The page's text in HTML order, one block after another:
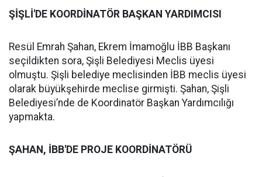
ŞİŞLİ'DE KOORDİNATÖR BAŞKAN YARDIMCISI
Resül Emrah Şahan, Ekrem İmamoğlu İBB Başkanı
seçildikten sora, Şişli Belediyesi Meclis üyesi
olmuştu. Şişli belediye meclisinden İBB meclis üyesi
olarak büyükşehirde meclise girmişti. Şahan, Şişli
Belediyesi’nde de Koordinatör Başkan Yardımcılığı
yapmakta.
ŞAHAN, İBB'DE PROJE KOORDİNATÖRÜ